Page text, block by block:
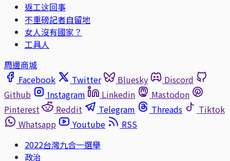
返工这回事
不重磅記者自留地
女人沒有國家？
工具人
周邊商城
Facebook
Twitter Bluesky
Discord
Github
Instagram Linkedin
Mastodon
Pinterest
Reddit Telegram Threads
Tiktok
Whatsapp
Youtube
RSS
2022台灣九合一選舉
政治